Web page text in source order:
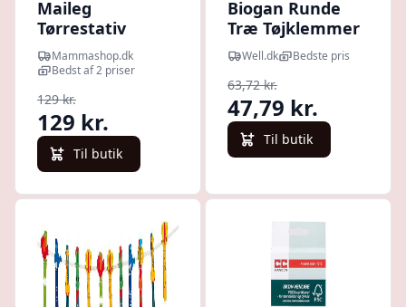
Maileg
Tørrestativ
Miniature - Mint
Mammashop.dk
Bedst af 2 priser
129 kr.
129 kr.
Til butik
Biogan Runde
Træ Tøjklemmer
(25 stk)
Well.dk Bedste pris
63,72 kr.
47,79 kr.
Til butik